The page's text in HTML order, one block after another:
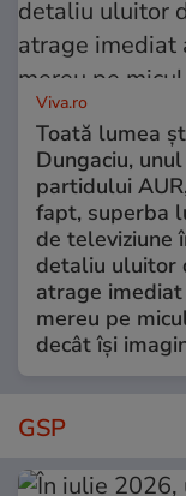
Viva.ro
Toată lumea
Dungaciu,
partidului
fapt, superba
de televiziune
detaliu uluitor
atrage
mereu pe
decât își
GSP